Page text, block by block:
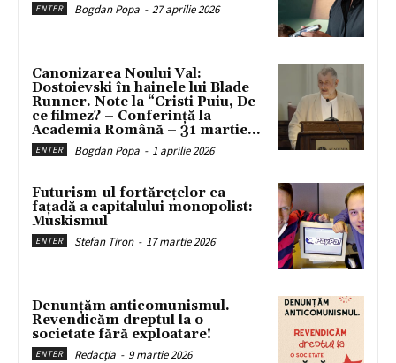
ENTER Bogdan Popa - 27 aprilie 2026
Canonizarea Noului Val:
Dostoievski în hainele lui Blade
Runner. Note la “Cristi Puiu, De
ce filmez? – Conferință la
Academia Română – 31 martie...
ENTER Bogdan Popa - 1 aprilie 2026
Futurism-ul fortărețelor ca
fațadă a capitalului monopolist:
Muskismul
ENTER Stefan Tiron - 17 martie 2026
Denunțăm anticomunismul.
Revendicăm dreptul la o
societate fără exploatare!
ENTER Redacția - 9 martie 2026